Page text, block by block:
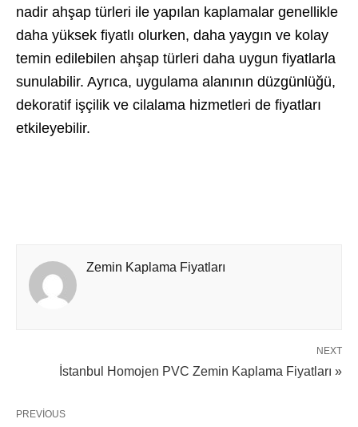
nadir ahşap türleri ile yapılan kaplamalar genellikle
daha yüksek fiyatlı olurken, daha yaygın ve kolay
temin edilebilen ahşap türleri daha uygun fiyatlarla
sunulabilir. Ayrıca, uygulama alanının düzgünlüğü,
dekoratif işçilik ve cilalama hizmetleri de fiyatları
etkileyebilir.
Zemin Kaplama Fiyatları
NEXT
İstanbul Homojen PVC Zemin Kaplama Fiyatları »
PREVIOUS